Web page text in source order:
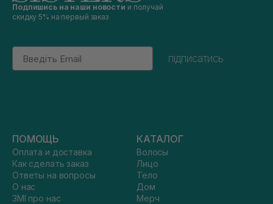
Подпишись на наши новости и получай
скидку 5% на первый заказ
Email
підписатись
ПОМОЩЬ
Оплата и доставка
Как сделать заказ
Ответы на вопросы
О нас
ЗМІ про нас
КАТАЛОГ
Волосы
Лицо
Тело
Дом
Мерч